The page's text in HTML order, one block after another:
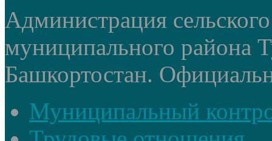
Администрация
муниципального района
Башкортостан.
Муниципальный